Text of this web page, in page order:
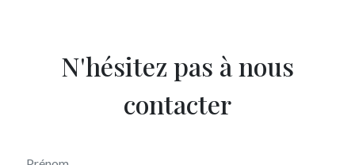
N'hésitez pas à nous
contacter